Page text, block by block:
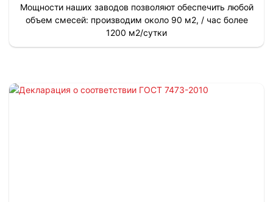
Мощности наших заводов позволяют обеспечить любой
объем смесей: производим около 90 м2, / час более
1200 м2/сутки